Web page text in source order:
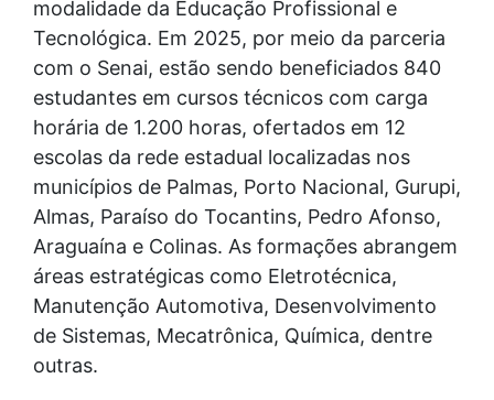
modalidade da Educação Profissional e
Tecnológica. Em 2025, por meio da parceria
com o Senai, estão sendo beneficiados 840
estudantes em cursos técnicos com carga
horária de 1.200 horas, ofertados em 12
escolas da rede estadual localizadas nos
municípios de Palmas, Porto Nacional, Gurupi,
Almas, Paraíso do Tocantins, Pedro Afonso,
Araguaína e Colinas. As formações abrangem
áreas estratégicas como Eletrotécnica,
Manutenção Automotiva, Desenvolvimento
de Sistemas, Mecatrônica, Química, dentre
outras.